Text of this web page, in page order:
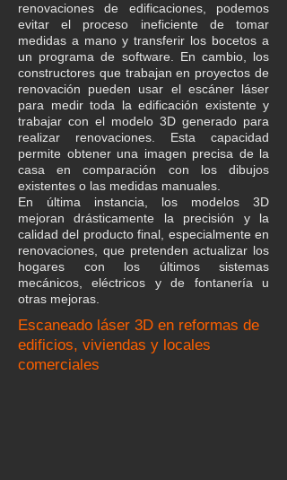
renovaciones de edificaciones, podemos
evitar el proceso ineficiente de tomar
medidas a mano y transferir los bocetos a
un programa de software. En cambio, los
constructores que trabajan en proyectos de
renovación pueden usar el escáner láser
para medir toda la edificación existente y
trabajar con el modelo 3D generado para
realizar renovaciones. Esta capacidad
permite obtener una imagen precisa de la
casa en comparación con los dibujos
existentes o las medidas manuales.
En última instancia, los modelos 3D
mejoran drásticamente la precisión y la
calidad del producto final, especialmente en
renovaciones, que pretenden actualizar los
hogares con los últimos sistemas
mecánicos, eléctricos y de fontanería u
otras mejoras.
Escaneado láser 3D en reformas de
edificios, viviendas y locales
comerciales